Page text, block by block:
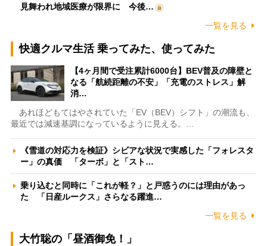
見舞われ地域医療が限界に 今後…
一覧を見る
快適クルマ生活 乗ってみた、使ってみた
【4ヶ月間で受注累計6000台】BEV普及の障壁と
なる「航続距離の不安」「充電のストレス」解
消…
あれほどもてはやされていた「EV（BEV）シフト」の潮流も、
最近では減速基調になっているように見える。…
《雪道の対応力を検証》シビアな状況で実感した「フォレスタ
ー」の真価 「ターボ」と「スト…
乗り込むと同時に「これが軽？」と戸惑うのには理由があっ
た 「日産ルークス」さらなる躍進…
一覧を見る
大竹聡の「昼酒御免！」